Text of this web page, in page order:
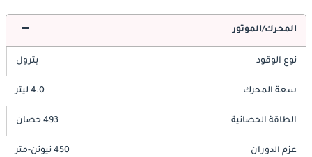
المحرك/الموتور
نوع الوقود بترول
سعة المحرك 4.0 ليتر
الطاقة الحصانية 493 حصان
عزم الدوران 450 نيوتن-متر